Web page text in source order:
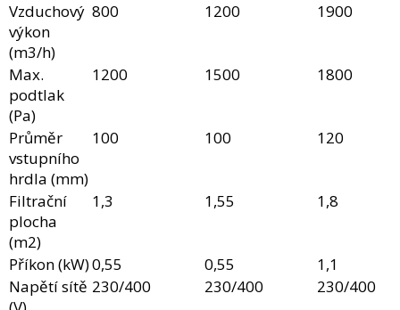
Vzduchový
výkon
(m3/h)
800 1200 1900
Max.
podtlak
(Pa)
1200 1500 1800
Průměr
vstupního
hrdla (mm)
100 100 120
Filtrační
plocha
(m2)
1,3 1,55 1,8
Příkon (kW)0,55 0,55
1,1
Napětí sítě 230/400 230/400 230/400